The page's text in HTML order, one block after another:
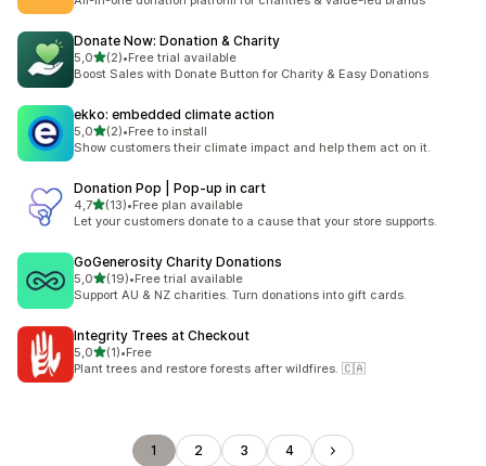
Donate Now: Donation & Charity
5,05 yıldız üzerinden
(2)
toplam 2 değerlendirme
•Free trial available
Boost Sales with Donate Button for Charity & Easy Donations
ekko: embedded climate action
5,05 yıldız üzerinden
(2)
toplam 2 değerlendirme
•Free to install
Show customers their climate impact and help them act on it.
Donation Pop | Pop‑up in cart
4,75 yıldız üzerinden
(13)
toplam 13 değerlendirme
•Free plan available
Let your customers donate to a cause that your store supports.
GoGenerosity Charity Donations
5,05 yıldız üzerinden
(19)
toplam 19 değerlendirme
•Free trial available
Support AU & NZ charities. Turn donations into gift cards.
Integrity Trees at Checkout
5,05 yıldız üzerinden
(1)
toplam 1 değerlendirme
•Free
Plant trees and restore forests after wildfires. 🇨🇦
1 2 3 4